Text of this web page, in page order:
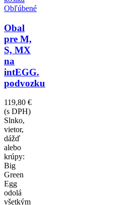
Obľúbené
Obal
pre M,
S, MX
na
intEGG.
podvozku
119,80 €
(s DPH)
Slnko,
vietor,
dážď
alebo
krúpy:
Big
Green
Egg
odolá
všetkým